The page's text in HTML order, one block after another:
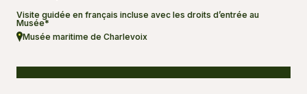
Visite guidée en français incluse avec les droits d’entrée au
Musée*
Musée maritime de Charlevoix